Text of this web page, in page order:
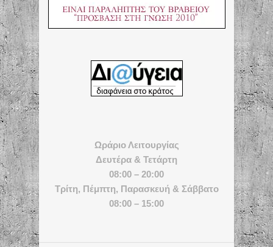
Ωράριο Λειτουργίας
Δευτέρα & Τετάρτη
08:00 – 20:00
Τρίτη, Πέμπτη, Παρασκευή & Σάββατο
08:00 – 15:00